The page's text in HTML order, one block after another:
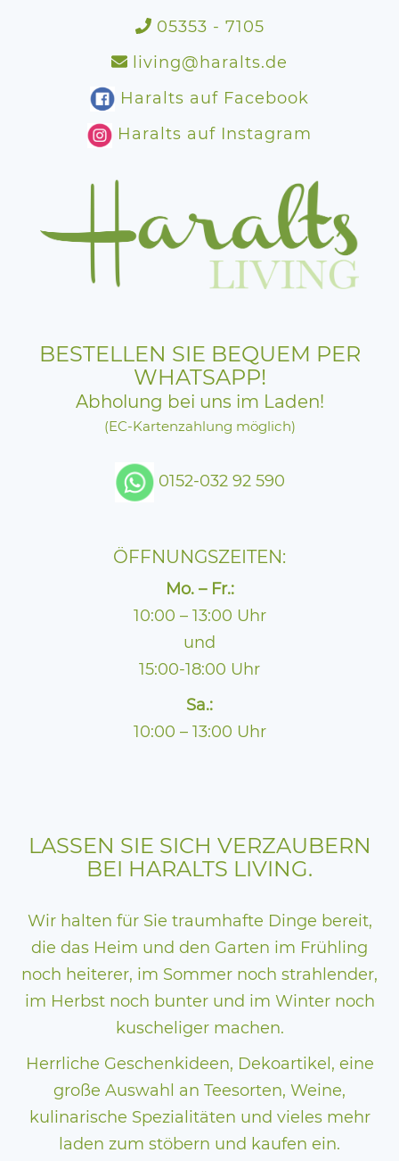
05353 - 7105
living@haralts.de
Haralts auf Facebook
Haralts auf Instagram
BESTELLEN SIE BEQUEM PER
WHATSAPP!
Abholung bei uns im Laden!
(EC-Kartenzahlung möglich)
0152-032 92 590
ÖFFNUNGSZEITEN:
Mo. – Fr.:
10:00 – 13:00 Uhr
und
15:00-18:00 Uhr
Sa.:
10:00 – 13:00 Uhr
LASSEN SIE SICH VERZAUBERN
BEI HARALTS LIVING.
Wir halten für Sie traumhafte Dinge bereit,
die das Heim und den Garten im Frühling
noch heiterer, im Sommer noch strahlender,
im Herbst noch bunter und im Winter noch
kuscheliger machen.
Herrliche Geschenkideen, Dekoartikel, eine
große Auswahl an Teesorten, Weine,
kulinarische Spezialitäten und vieles mehr
laden zum stöbern und kaufen ein.